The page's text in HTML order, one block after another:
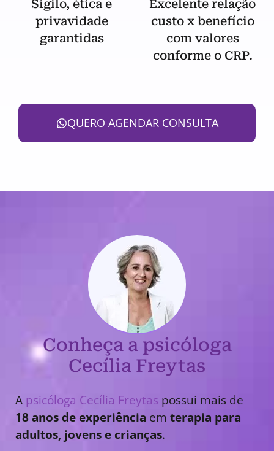
Sigilo, ética e
privavidade
garantidas
Excelente relação
custo x benefício
com valores
conforme o CRP.
QUERO AGENDAR CONSULTA
Conheça a psicóloga
Cecília Freytas
A psicóloga Cecília Freytas possui mais de
18 anos de experiência em terapia para
adultos, jovens e crianças.